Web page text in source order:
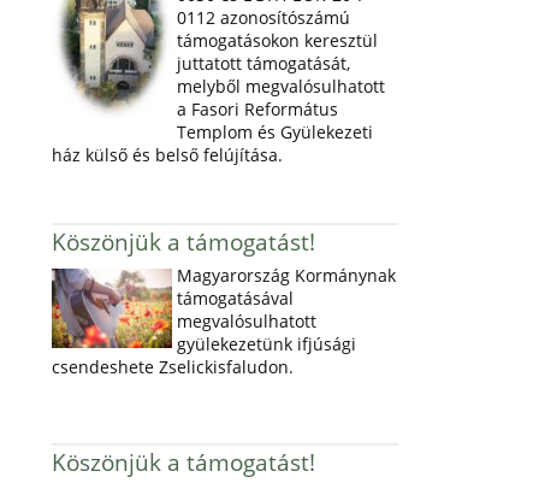
0112 azonosítószámú
támogatásokon keresztül
juttatott támogatását,
melyből megvalósulhatott
a Fasori Református
Templom és Gyülekezeti
ház külső és belső felújítása.
Köszönjük a támogatást!
Magyarország Kormánynak
támogatásával
megvalósulhatott
gyülekezetünk ifjúsági
csendeshete Zselickisfaludon.
Köszönjük a támogatást!